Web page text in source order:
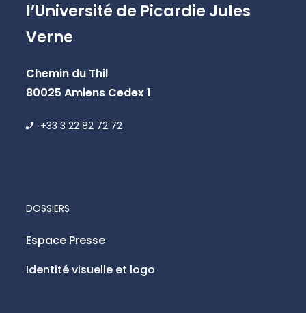
l’Université de Picardie Jules
Verne
Chemin du Thil
80025 Amiens Cedex 1
+33 3 22 82 72 72
DOSSIERS
Espace Presse
Identité visuelle et logo